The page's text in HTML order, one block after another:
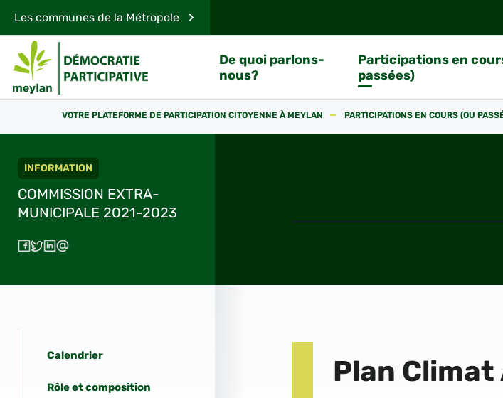
Les communes de la Métropole
De quoi parlons-
nous?
Participations en
passées)
VOTRE PLATEFORME DE PARTICIPATION CITOYENNE À MEYLAN PARTICIPATIONS EN COURS (OU
INFORMATION
COMMISSION EXTRA-
MUNICIPALE 2021-2023
Calendrier
Rôle et composition Plan